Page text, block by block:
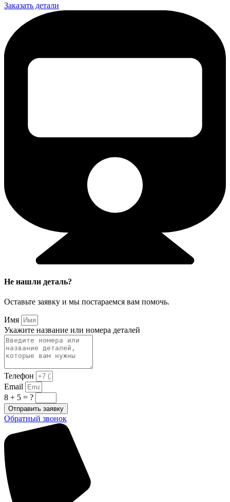
Заказать детали
Не нашли деталь?
Оставьте заявку и мы постараемся вам помочь.
Имя
Укажите название или номера деталей
Телефон
Email
8 + 5 = ?
Отправить заявку
Обратный звонок